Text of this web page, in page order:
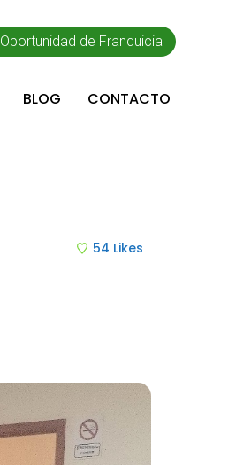
Oportunidad de Franquicia
BLOG CONTACTO
54 Likes